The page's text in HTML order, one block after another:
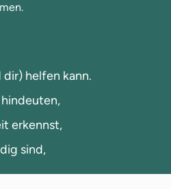
helfen kann.
erkennst,
sind,